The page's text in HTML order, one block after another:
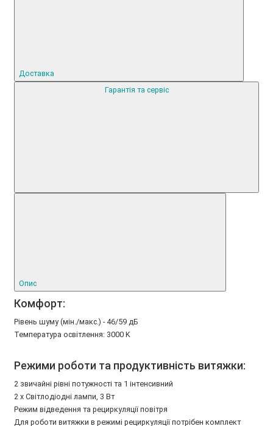
Доставка
Гарантія та сервіс
Опис
Комфорт:
Рівень шуму (мін./макс.) - 46/59 дБ
Температура освітлення: 3000 K
Режими роботи та продуктивність витяжки:
2 звичайні рівні потужності та 1 інтенсивний
2 x Світлодіодні лампи, 3 Вт
Режим відведення та рециркуляції повітря
Для роботи витяжки в режимі рециркуляції потрібен комплект